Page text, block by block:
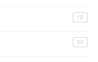
18
30